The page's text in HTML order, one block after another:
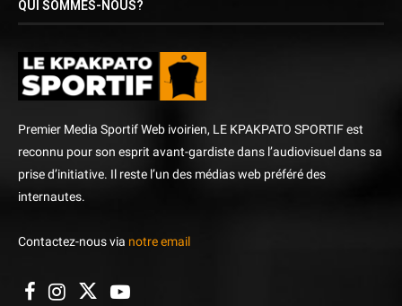
QUI SOMMES-NOUS?
Premier Media Sportif Web ivoirien, LE KPAKPATO SPORTIF est
reconnu pour son esprit avant-gardiste dans l’audiovisuel dans sa
prise d’initiative. Il reste l’un des médias web préféré des
internautes.
Contactez-nous via notre email